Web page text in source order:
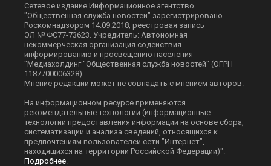
Сетевое издание Информационное агентство
"Общественная служба новостей" зарегистрировано
Роскомнадзором 14.09.2018, реестровая запись
ЭЛ № ФС77-73623. Учредитель: Автономная
некоммерческая организация содействия
информированию и просвещению населения
"Медиахолдинг "Общественная служба новостей" (ОГРН
1187700006328).
Мнение редакции может не совпадать с мнением авторов.
На информационном ресурсе применяются
рекомендательные технологии (информационные
технологии предоставления информации на основе сбора,
систематизации и анализа сведений, относящихся к
предпочтениям пользователей сети "Интернет",
находящихся на территории Российской Федерации)".
Подробнее